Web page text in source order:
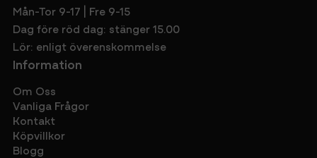
Mån-Tor 9-17 | Fre 9-15
Dag före röd dag: stänger 15.00
Lör: enligt överenskommelse
Information
Om Oss
Vanliga Frågor
Kontakt
Köpvillkor
Blogg